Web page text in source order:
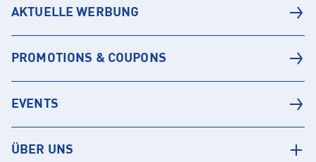
AKTUELLE WERBUNG
PROMOTIONS & COUPONS
EVENTS
ÜBER UNS